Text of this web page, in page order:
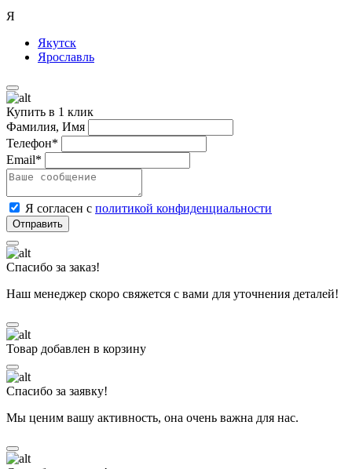
Я
Якутск
Ярославль
Купить в 1 клик
Фамилия, Имя
Телефон*
Email*
Я согласен с политикой конфиденциальности
Спасибо за заказ!
Наш менеджер скоро свяжется с вами для уточнения деталей!
Товар добавлен в корзину
Спасибо за заявку!
Мы ценим вашу активность, она очень важна для нас.